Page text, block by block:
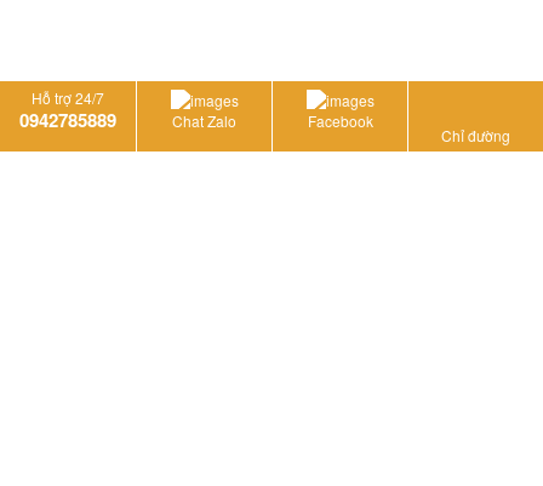
Hỗ trợ 24/7
0942785889 Chat Zalo Facebook
Chỉ đường